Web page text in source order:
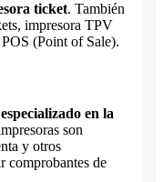
ticket. También
impresora TPV
(Point of Sale).
en la
son
y otros
comprobantes de